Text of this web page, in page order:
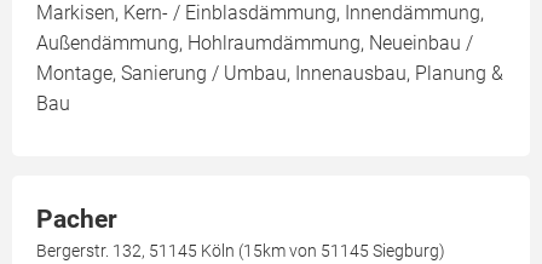
Markisen, Kern- / Einblasdämmung, Innendämmung,
Außendämmung, Hohlraumdämmung, Neueinbau /
Montage, Sanierung / Umbau, Innenausbau, Planung &
Bau
Pacher
Bergerstr. 132, 51145 Köln (15km von 51145 Siegburg)